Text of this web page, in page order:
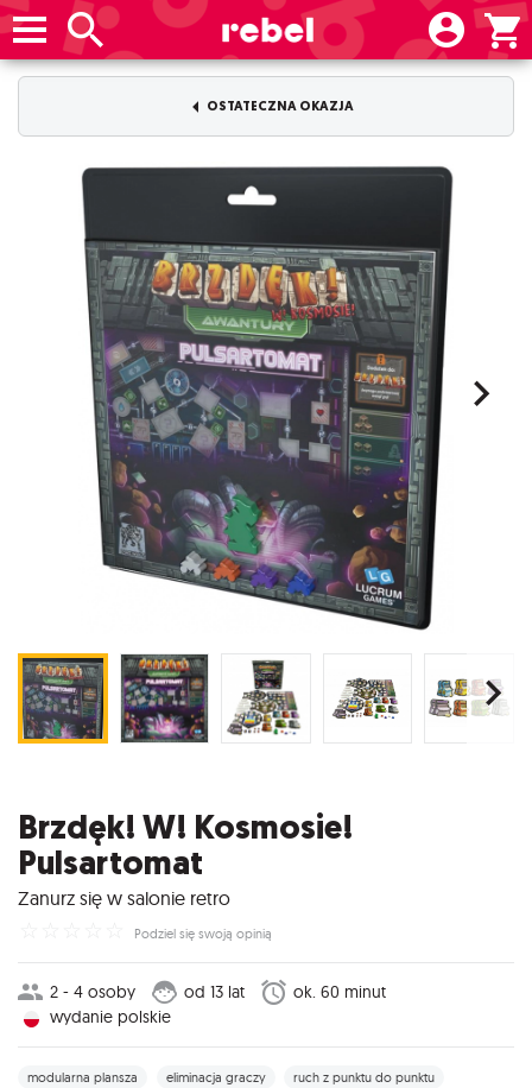
OSTATECZNA OKAZJA
Brzdęk! W! Kosmosie!
Pulsartomat
Zanurz się w salonie retro
Podziel się swoją opinią
2 - 4 osoby od 13 lat
ok. 60 minut
wydanie polskie
modularna plansza eliminacja graczy
ruch z punktu do punktu